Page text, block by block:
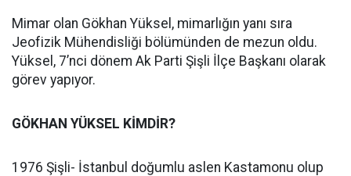
Mimar olan Gökhan Yüksel, mimarlığın yanı sıra
Jeofizik Mühendisliği bölümünden de mezun oldu.
Yüksel, 7’nci dönem Ak Parti Şişli İlçe Başkanı olarak
görev yapıyor.
GÖKHAN YÜKSEL KİMDİR?
1976 Şişli- İstanbul doğumlu aslen Kastamonu olup